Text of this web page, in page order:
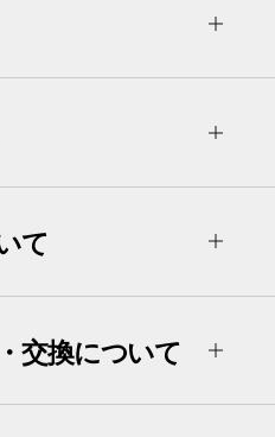
て
交換について